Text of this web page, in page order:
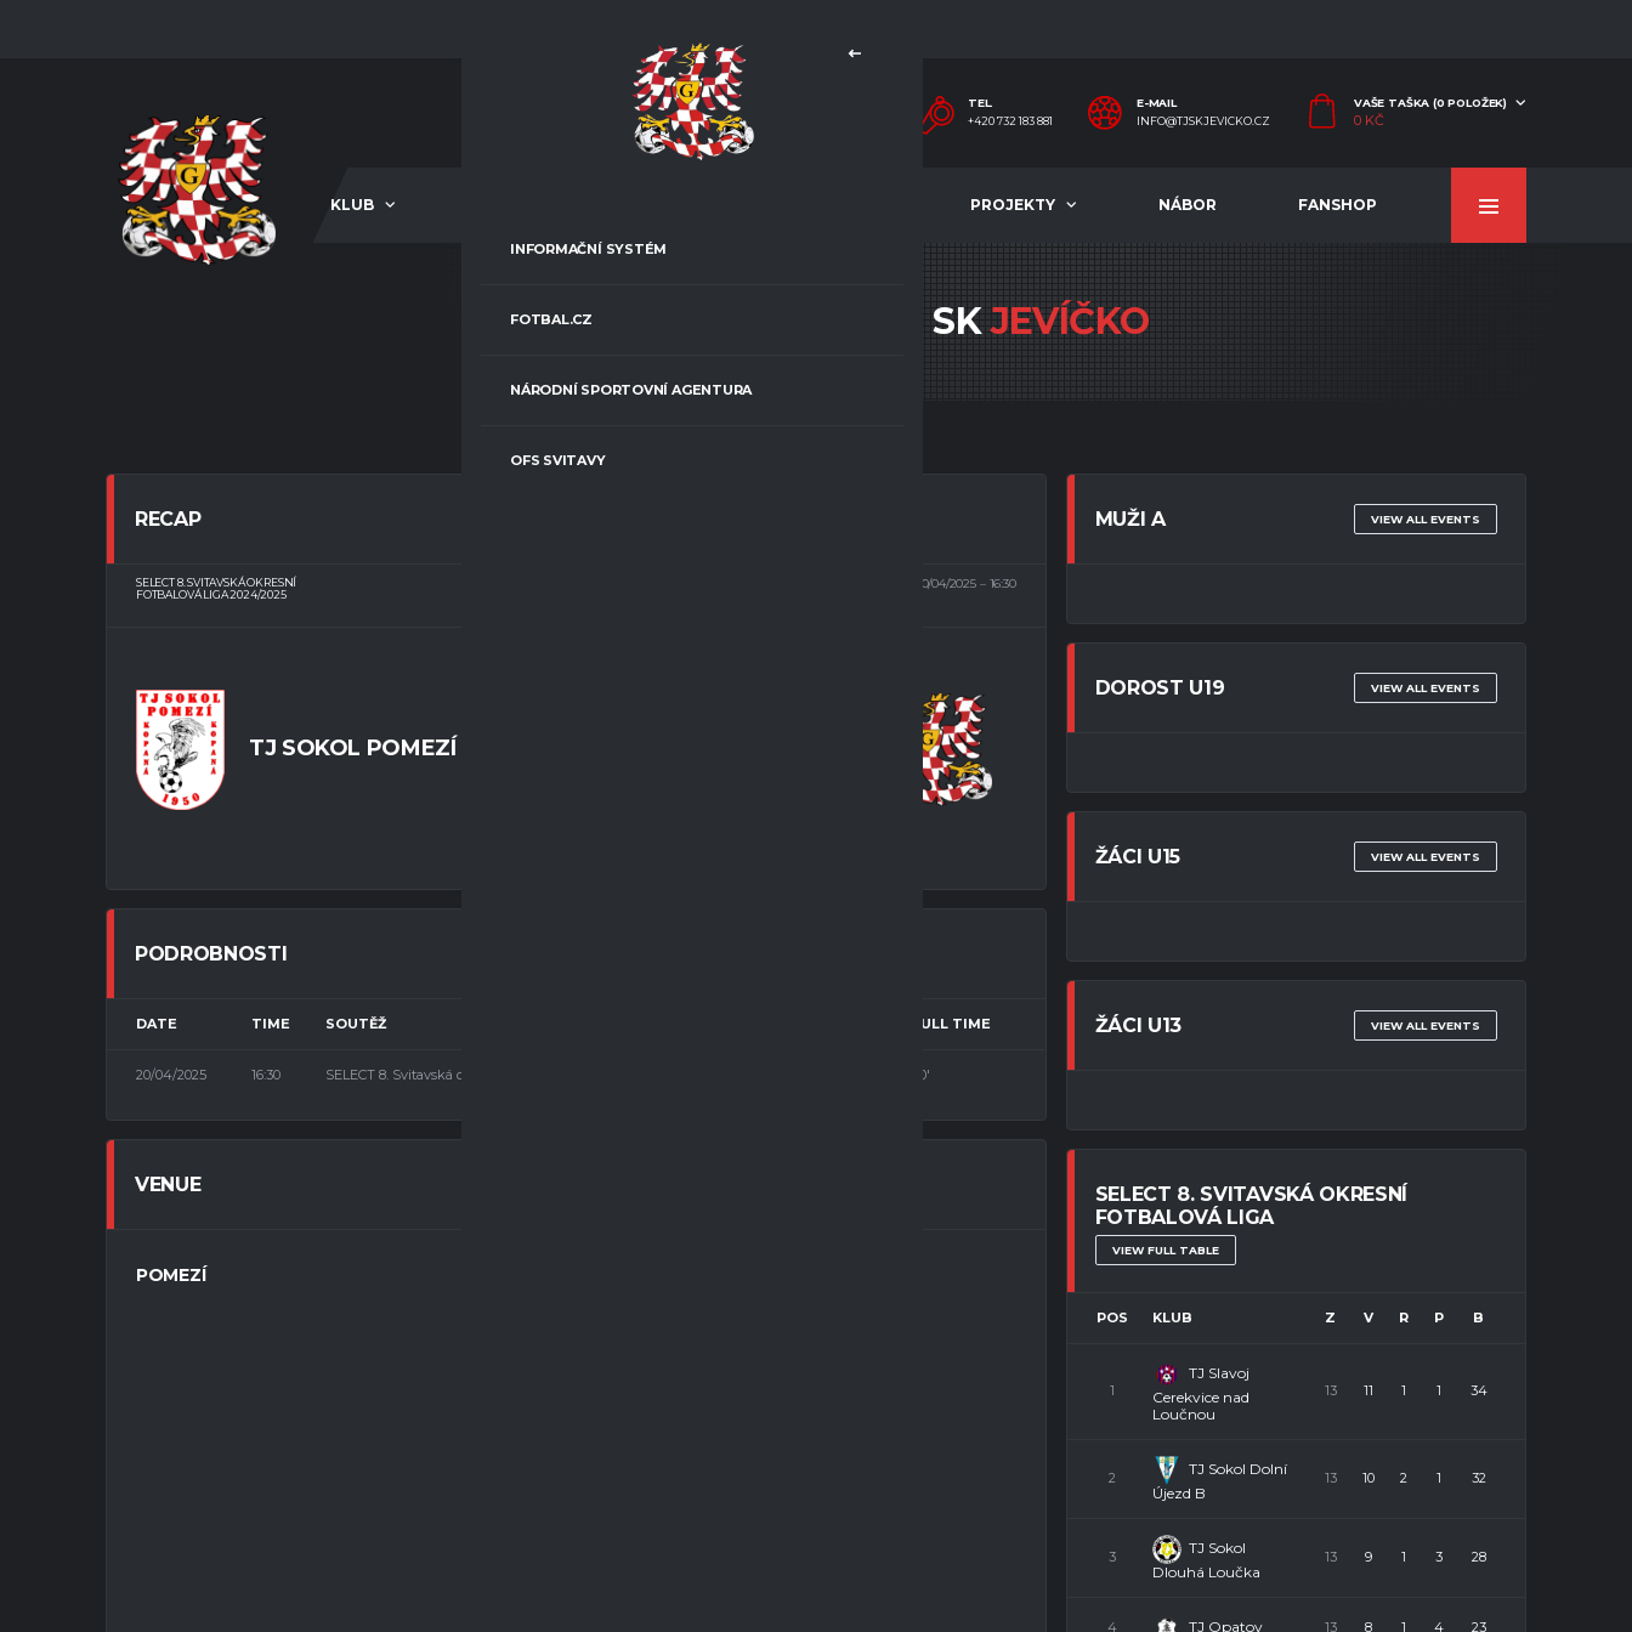
TEL.
+420 732 183 881
E-MAIL
INFO@TJSKJEVICKO.CZ
VAŠE TAŠKA (0 POLOŽEK)
0 KČ
KLUB PROJEKTY NÁBOR FANSHOP
INFORMAČNÍ SYSTÉM
FOTBAL.CZ
NÁRODNÍ SPORTOVNÍ AGENTURA
OFS SVITAVY
TJ SOKOL POMEZÍ VS TJ SKJEVÍČKO
RECAP
SELECT 8. SVITAVSKÁ OKRESNÍ
FOTBALOVÁ LIGA 2024/2025
20/04/2025
16:30
TJ SOKOL POMEZÍ
PODROBNOSTI
DATE TIME SOUTĚŽ FULL TIME
20/04/2025 16:30 SELECT 8. Svitavská okresní fotbalová liga 90'
VENUE
POMEZÍ
MUŽI A VIEW ALL EVENTS
DOROST U19 VIEW ALL EVENTS
ŽÁCI U15 VIEW ALL EVENTS
ŽÁCI U13 VIEW ALL EVENTS
SELECT 8. SVITAVSKÁ OKRESNÍ
FOTBALOVÁ LIGA
VIEW FULL TABLE
POS KLUB Z V R P B
1
TJ Slavoj
Cerekvice nad
Loučnou
13 11 1 1 34
2
TJ Sokol Dolní
Újezd B
13 10 2 1 32
3
TJ Sokol
Dlouhá Loučka
13 9 1 3 28
4 TJ Opatov 13 8 1 4 23